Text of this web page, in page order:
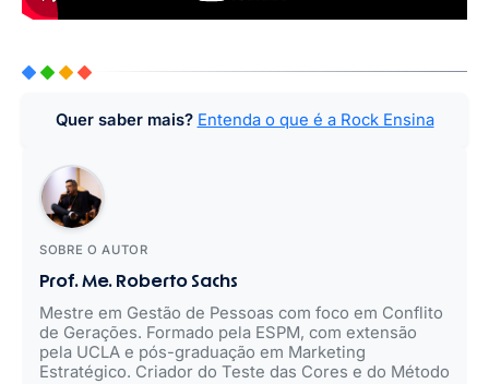
Quer saber mais? Entenda o que é a Rock Ensina
SOBRE O AUTOR
Prof. Me. Roberto Sachs
Mestre em Gestão de Pessoas com foco em Conflito
de Gerações. Formado pela ESPM, com extensão
pela UCLA e pós-graduação em Marketing
Estratégico. Criador do Teste das Cores e do Método